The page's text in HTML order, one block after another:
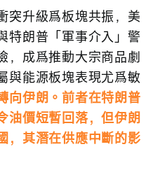
突升級爲板塊共振，美
特朗普「軍事介入」警
，成爲推動大宗商品劇
與能源板塊表現尤爲敏
向伊朗。前者在特朗普
油價短暫回落，但伊朗
，其潛在供應中斷的影